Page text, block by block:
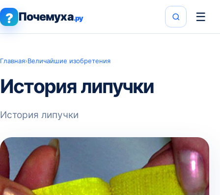
? Почемуха.ру ☰
Главная›Величайшие изобретения
История липучки
История липучки